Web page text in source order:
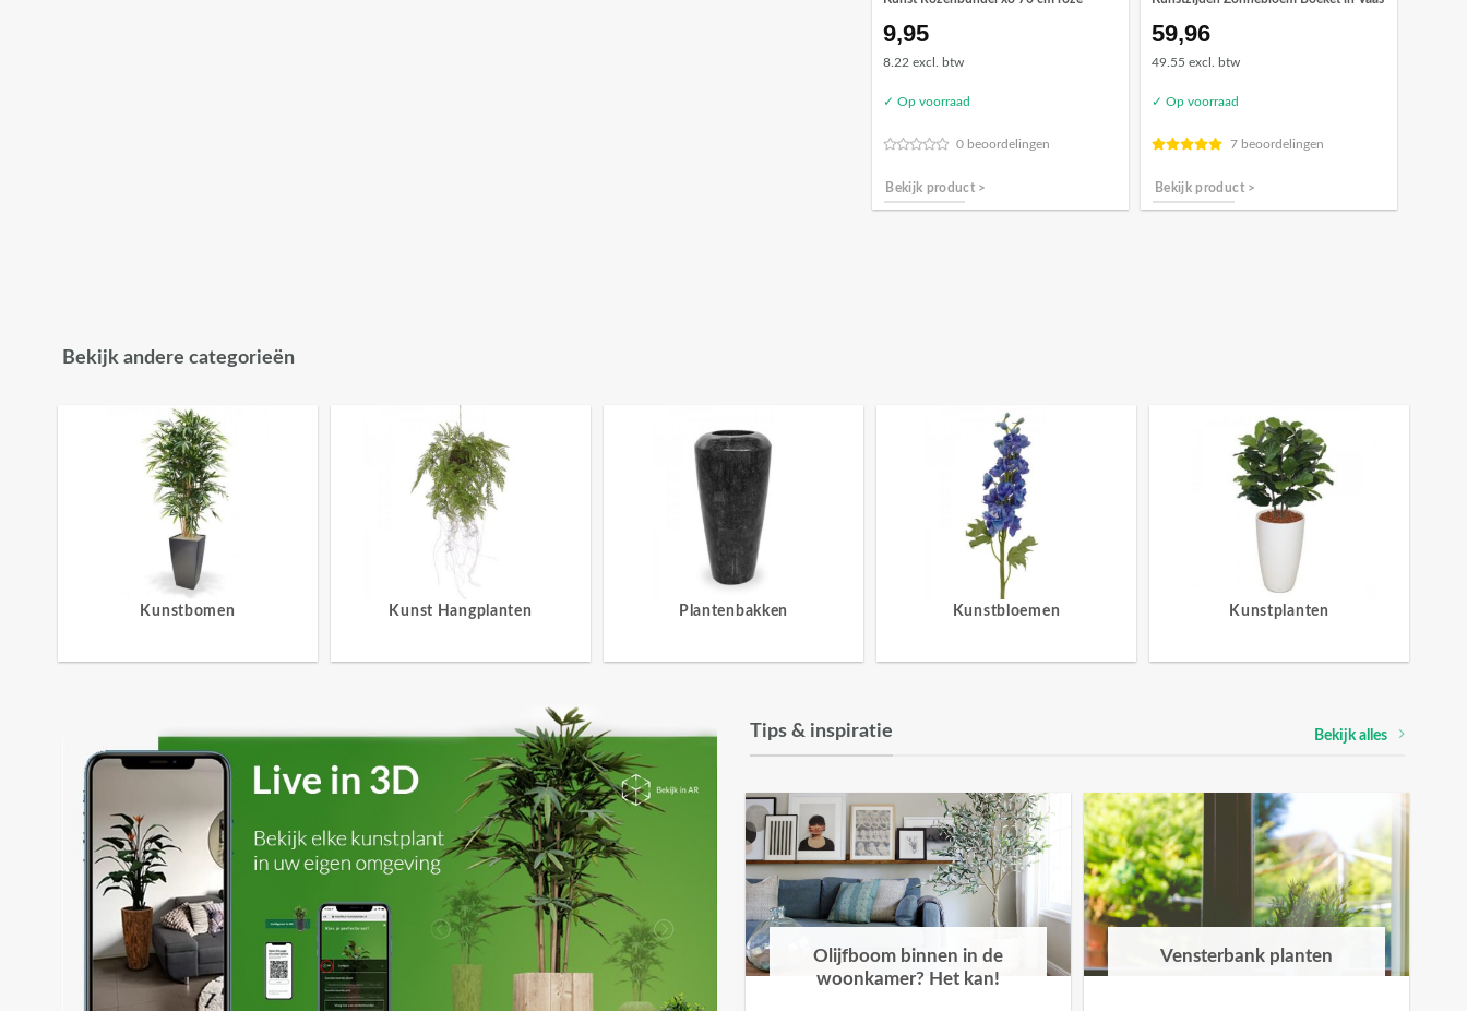
9,95
8.22 excl. btw
✓ Op voorraad
0 beoordelingen
Bekijk product >
59,96
49.55 excl. btw
✓ Op voorraad
7 beoordelingen
Bekijk product >
Bekijk andere categorieën
Kunstbomen Kunst Hangplanten Plantenbakken Kunstbloemen Kunstplanten
Tips & inspiratie Bekijk alles
Olijfboom binnen in de
woonkamer? Het kan!
Vensterbank planten